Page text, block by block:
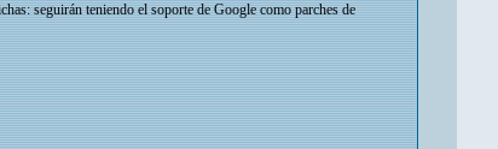
seguirán teniendo el soporte de Google como parches de